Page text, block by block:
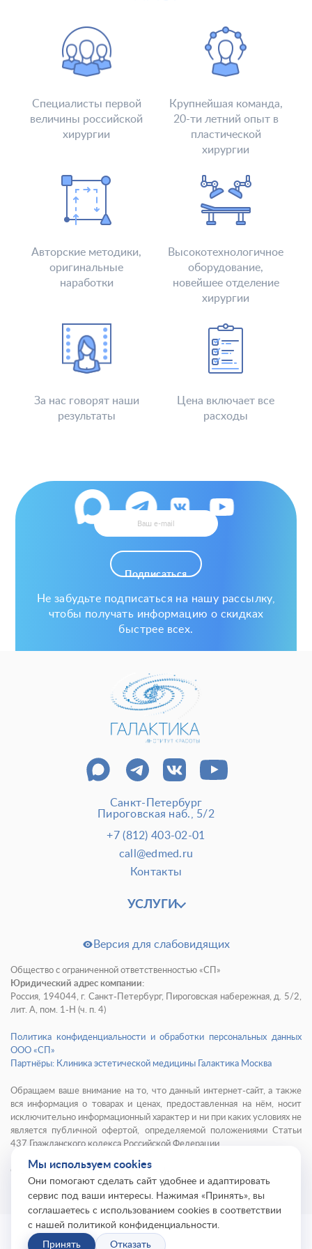
Отделение пластической хирургии
Цены Налоговый вычет Акции
О клинике Лицензии и сертификаты
Cтатьи и публикации
Программа лояльности и подарочные сертификаты
Отзывы Безопасность
Медицинский туризм Юр. информация
Специалисты первой
величины российской
хирургии
Крупнейшая команда,
20-ти летний опыт в
пластической
хирургии
Авторские методики,
оригинальные
наработки
Высокотехнологичное
оборудование,
новейшее отделение
хирургии
За нас говорят наши
результаты
Цена включает все
расходы
Подписаться
Не забудьте подписаться на нашу рассылку,
чтобы получать информацию о скидках
быстрее всех.
Санкт-Петербург
Пироговская наб., 5/2
+7 (812) 403-02-01
call@edmed.ru
Контакты
УСЛУГИ
Версия для слабовидящих
Общество с ограниченной ответственностью «СП»
Юридический адрес компании:
Россия, 194044, г. Санкт-Петербург, Пироговская набережная, д. 5/2,
лит. А, пом. 1-Н (ч. п. 4)
Политика конфиденциальности и обработки персональных данных
ООО «СП»
Партнёры: Клиника эстетической медицины Галактика Москва
Обращаем ваше внимание на то, что данный интернет-сайт, а также
вся информация о товарах и ценах, предоставленная на нём, носит
исключительно информационный характер и ни при каких условиях не
является публичной офертой, определяемой положениями Статьи
437 Гражданского кодекса Российской Федерации.
© 2001- 2026Институт красоты ГАЛАКТИКА
Мы используем cookies
Они помогают сделать сайт удобнее и адаптировать
сервис под ваши интересы. Нажимая «Принять», вы
соглашаетесь с использованием cookies в соответствии
с нашей политикой конфиденциальности.
Принять
Отказать